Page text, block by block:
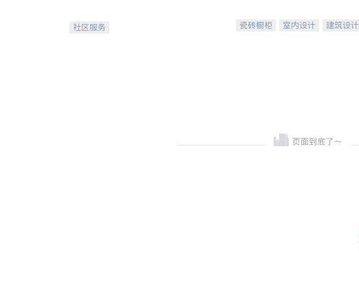
社区服务
机。品质厨房，家的选择。
瓷砖橱柜 室内设计
建筑设计